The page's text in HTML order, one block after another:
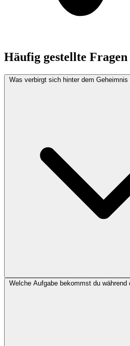
Häufig gestellte Fragen
Was verbirgt sich hinter dem
Welche Aufgabe bekommst du